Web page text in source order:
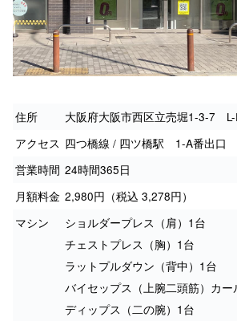
住所
大阪府大阪市西区立売堀1-3-7
アクセス 四つ橋線 / 四ツ橋駅 1-A番出口
営業時間 24時間365日
月額料金 2,980円（税込 3,278円）
マシン
ショルダープレス（肩）1台
チェストプレス（胸）1台
ラットプルダウン（背中）1台
バイセップス（上腕二頭筋）カ
ディップス（二の腕）1台